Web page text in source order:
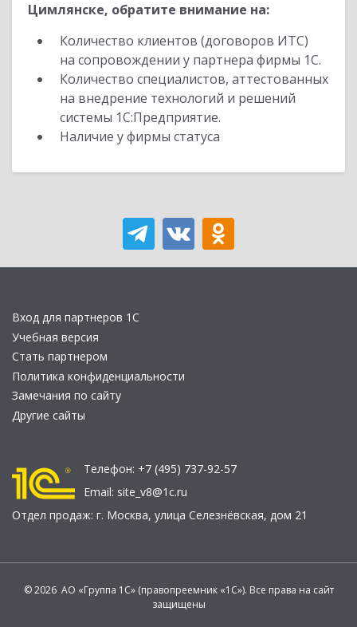
Цимлянске, обратите внимание на:
Количество клиентов (договоров ИТС)
на сопровождении у партнера фирмы 1С.
Количество специалистов, аттестованных
на внедрение технологий и решений
системы 1С:Предприятие.
Наличие у фирмы статуса
Вход для партнеров 1С
Учебная версия
Стать партнером
Политика конфиденциальности
Замечания по сайту
Другие сайты
Телефон: +7 (495) 737-92-57
Email: site_v8@1c.ru
Отдел продаж: г. Москва, улица Селезнёвская, дом 21
© 2026 АО «Группа 1С» (правопреемник «1С»). Все права на сайт
защищены